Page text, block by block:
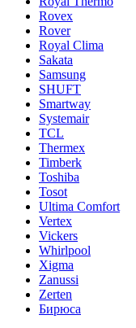
Rovex
Rover
Royal Clima
Sakata
Samsung
SHUFT
Smartway
Systemair
TCL
Thermex
Timberk
Toshiba
Tosot
Ultima Comfort
Vertex
Vickers
Whirlpool
Xigma
Zanussi
Zerten
Бирюса